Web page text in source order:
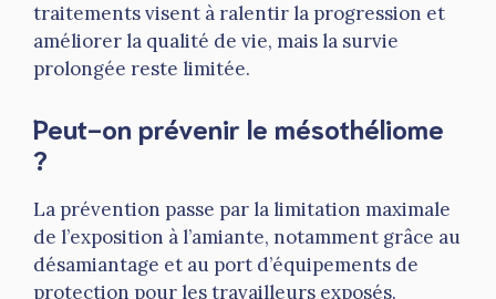
traitements visent à ralentir la progression et
améliorer la qualité de vie, mais la survie
prolongée reste limitée.
Peut-on prévenir le mésothéliome
?
La prévention passe par la limitation maximale
de l’exposition à l’amiante, notamment grâce au
désamiantage et au port d’équipements de
protection pour les travailleurs exposés.